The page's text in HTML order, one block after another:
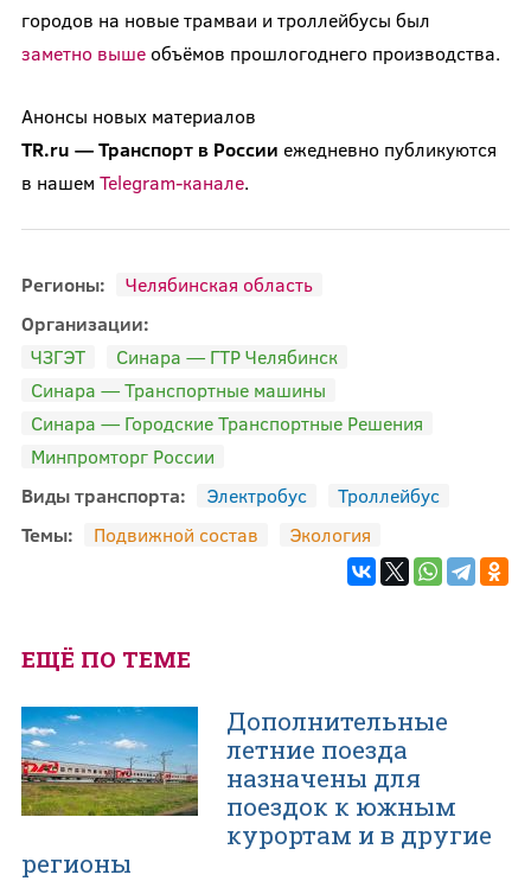
городов на новые трамваи и троллейбусы был
заметно вышеобъёмов прошлогоднего производства.
Анонсы новых материалов
TR.ru — Транспорт в России ежедневно публикуются
в нашем Telegram-канале.
Регионы:
Челябинская область
Организации:
ЧЗГЭТ
Синара — ГТР Челябинск
Синара — Транспортные машины
Синара — Городские Транспортные Решения
Минпромторг России
Виды транспорта:
Электробус
Троллейбус
Темы:
Подвижной состав Экология
ЕЩЁ ПО ТЕМЕ
Дополнительные
летние поезда
назначены для
поездок к южным
курортам и в другие
регионы